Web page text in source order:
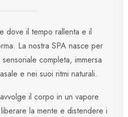
dove il tempo rallenta e il
La nostra SPA nasce per
completa, immersa
e nei suoi ritmi naturali.
il corpo in un vapore
la mente e distendere i